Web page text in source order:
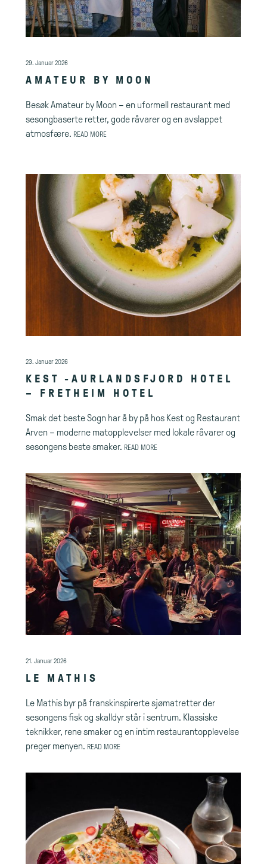
29. Januar 2026
AMATEUR BY MOON
Besøk Amateur by Moon – en uformell restaurant med
sesongbaserte retter, gode råvarer og en avslappet
atmosfære. READ MORE
23. Januar 2026
KEST -AURLANDSFJORD HOTEL
– FRETHEIM HOTEL
Smak det beste Sogn har å by på hos Kest og Restaurant
Arven – moderne matopplevelser med lokale råvarer og
sesongens beste smaker. READ MORE
21. Januar 2026
LE MATHIS
Le Mathis byr på franskinspirerte sjømatretter der
sesongens fisk og skalldyr står i sentrum. Klassiske
teknikker, rene smaker og en intim restaurantopplevelse
preger menyen. READ MORE